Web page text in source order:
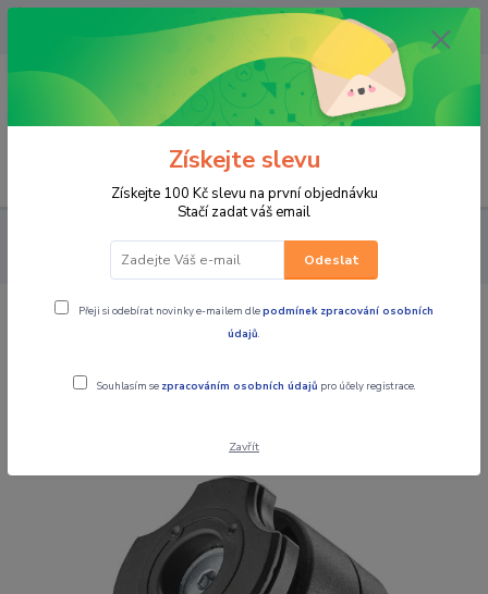
OPAVA 733537099/HLUČÍN
734541648/OLOMOUC 734593593
0,00 CZK
PRO STROJE MOTO PŘÍSLUŠENSTVÍ
DRŽÁKY MOBILNÍCH
Úchyt Interphone QUIKLOX na řídítka
Úchyt Interphone QUIKLOX na řídítka
Získejte slevu
Získejte 100 Kč slevu na první objednávku
Stačí zadat váš email
Odeslat
Přeji si odebírat novinky e-mailem dlepodmínek zpracování osobních
údajů.
Souhlasím se zpracováním osobních údajů pro účely registrace.
Zavřít